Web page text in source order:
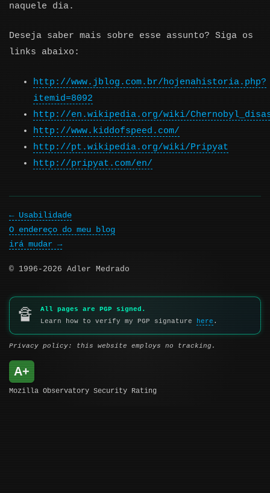
naquele dia.
Deseja saber mais sobre esse assunto? Siga os
links abaixo:
http://www.jblog.com.br/hojenahistoria.php?
itemid=8092
http://en.wikipedia.org/wiki/
http://www.kiddofspeed.com/
http://pt.wikipedia.org/wiki/Pripyat
http://pripyat.com/en/
Usabilidade
O endereço do meu blog
irá mudar
© 1996-2026 Adler Medrado
🔏
All pages are PGP signed.
Learn how to verify my PGP signature
here .
Privacy policy: this website employs no tracking.
A+
Mozilla Observatory Security Rating